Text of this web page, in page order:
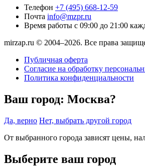
Телефон +7 (495) 668-12-59
Почта info@mzpr.ru
Время работы с 09:00 до 21:00
mirzap.ru © 2004–2026. Все права
Публичная оферта
Согласие на обработку
Политика конфиденциальности
Ваш город: Москва?
Да, верно Нет, выбрать другой город
От выбранного города зависят цены,
Выберите ваш город